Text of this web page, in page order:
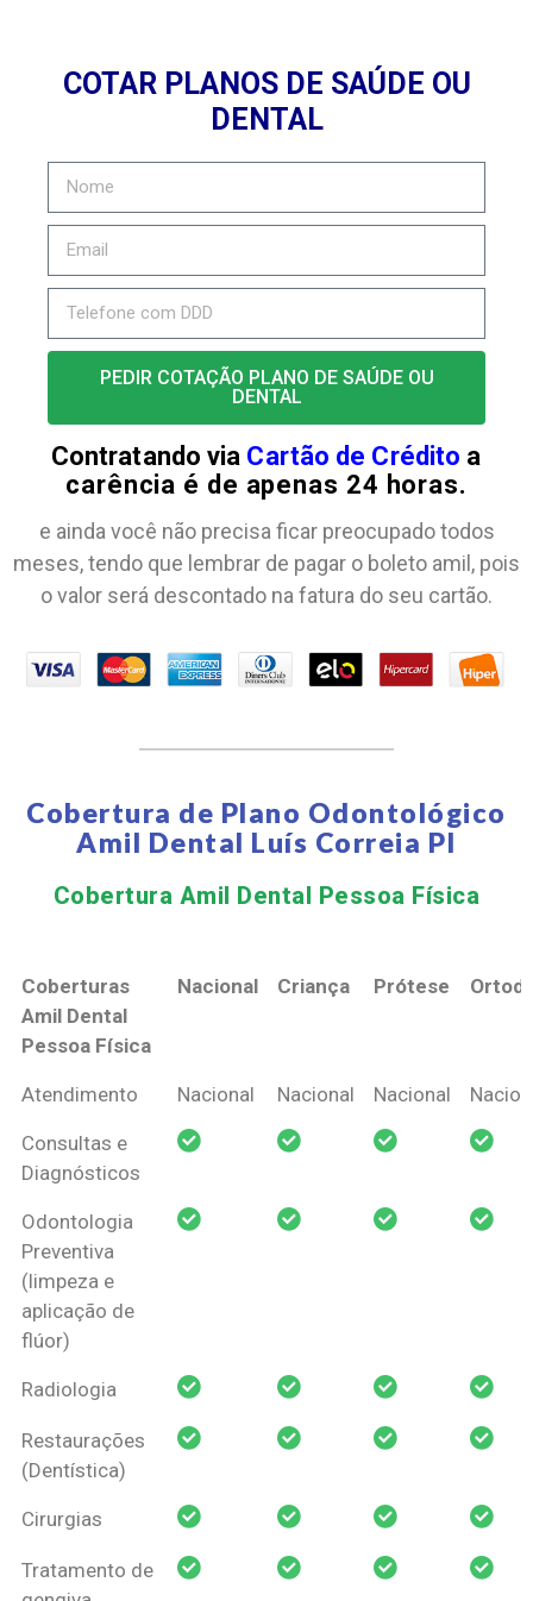
COTAR PLANOS DE SAÚDE OU
DENTAL
PEDIR COTAÇÃO PLANO DE SAÚDE OU
DENTAL
Contratando via Cartão de Crédito a
carência é de apenas 24 horas.
e ainda você não precisa ficar preocupado todos
meses, tendo que lembrar de pagar o boleto amil, pois
o valor será descontado na fatura do seu cartão.
Cobertura de Plano Odontológico
Amil Dental Luís Correia PI
Cobertura Amil Dental Pessoa Física​
Coberturas
Amil Dental
Pessoa Física
Nacional Criança Prótese
Coberturas
Pessoa Física
Nacional Criança Prótese
Atendimento Nacional Nacional Nacional
Consultas e
Diagnósticos
Odontologia
Preventiva
(limpeza e
aplicação de
flúor)
Radiologia
Restaurações
(Dentística)
Cirurgias
Tratamento de